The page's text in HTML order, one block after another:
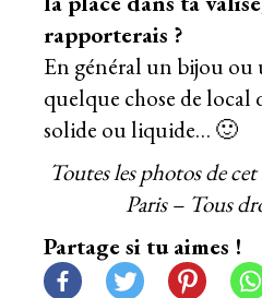
rapporterais ?
En général un bijou ou
quelque chose de local
solide ou liquide… 🙂
Toutes les photos de
Paris – Tous
Partage si tu aimes !